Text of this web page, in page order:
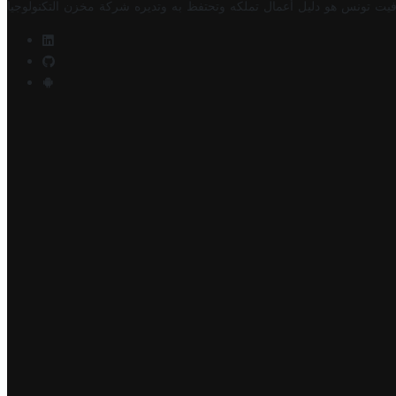
تونس هو دليل أعمال تملكه وتحتفظ به وتديره شركة مخزن التكنولوجيا